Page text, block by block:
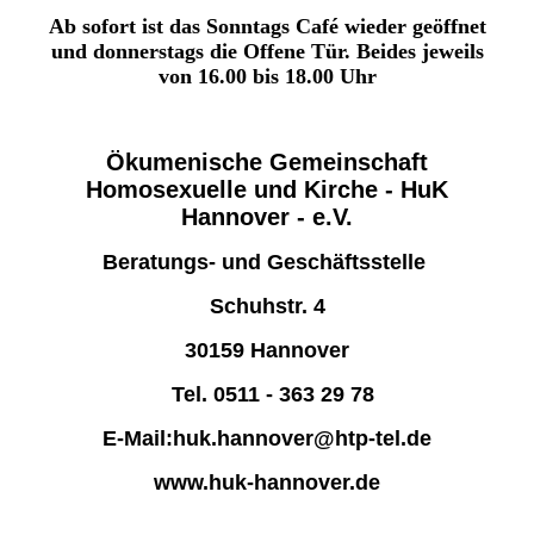
Ab sofort ist das Sonntags Café wieder geöffnet
und donnerstags die Offene Tür. Beides jeweils
von 16.00 bis 18.00 Uhr
Ökumenische Gemeinschaft
Homosexuelle und Kirche - HuK
Hannover - e.V.
Beratungs- und Geschäftsstelle
Schuhstr. 4
30159 Hannover
Tel. 0511 - 363 29 78
E-Mail:huk.hannover@htp-tel.de
www.huk-hannover.de